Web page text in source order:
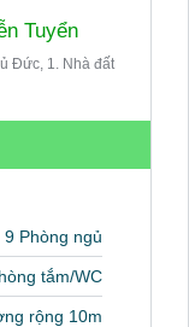
Tuyển
Đức, 1. Nhà đất
9 Phòng ngủ
tắm/WC
rộng 10m